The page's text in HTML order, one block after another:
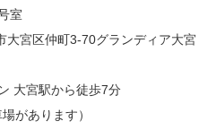
室
大宮区仲町3-70グランディア大宮
大宮駅から徒歩7分
があります）